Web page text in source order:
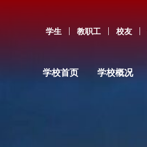
学生 教职工 校友
学校首页 学校概况